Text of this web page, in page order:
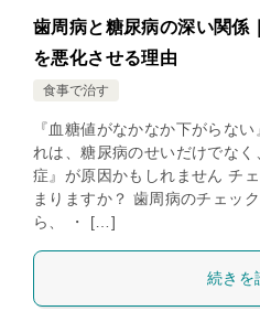
歯周病と糖尿病の深い関係
を悪化させる理由
食事で治す
『血糖値がなかなか下がらな
れは、糖尿病のせいだけでな
症』が原因かもしれません チ
まりますか？ 歯周病のチェッ
ら、 ・ […]
続きを